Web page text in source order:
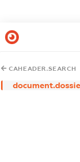
CAHEADER.SEARCH